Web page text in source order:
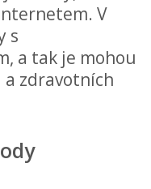
V
s
a tak je mohou
zdravotních